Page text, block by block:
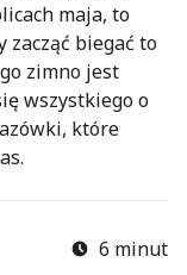
maja, to
zacząć biegać to
zimno jest
wszystkiego o
które
6 minut